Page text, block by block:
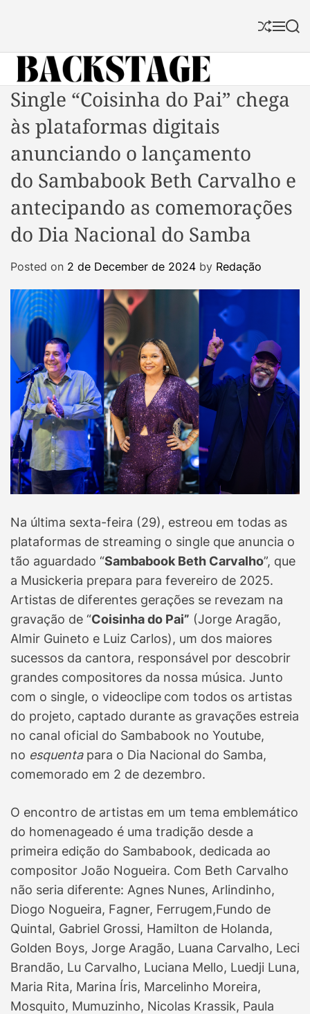
S
f
l
M S
c
h
B
a
c
s
t
g
e
a
Single “Coisinha do Pai” chega
às plataformas digitais
anunciando o lançamento
do Sambabook Beth Carvalho e
antecipando as comemorações
do Dia Nacional do Samba
Posted on 2 de December de 2024 by Redação
Na última sexta-feira (29), estreou em todas as
plataformas de streaming o single que anuncia o
tão aguardado “Sambabook Beth Carvalho”, que
a Musickeria prepara para fevereiro de 2025.
Artistas de diferentes gerações se revezam na
gravação de “Coisinha do Pai” (Jorge Aragão,
Almir Guineto e Luiz Carlos), um dos maiores
sucessos da cantora, responsável por descobrir
grandes compositores da nossa música. Junto
com o single, o videoclipe com todos os artistas
do projeto, captado durante as gravações estreia
no canal oficial do Sambabook no Youtube,
no esquenta para o Dia Nacional do Samba,
comemorado em 2 de dezembro.
O encontro de artistas em um tema emblemático
do homenageado é uma tradição desde a
primeira edição do Sambabook, dedicada ao
compositor João Nogueira. Com Beth Carvalho
não seria diferente: Agnes Nunes, Arlindinho,
Diogo Nogueira, Fagner, Ferrugem,Fundo de
Quintal, Gabriel Grossi, Hamilton de Holanda,
Golden Boys, Jorge Aragão, Luana Carvalho, Leci
Brandão, Lu Carvalho, Luciana Mello, Luedji Luna,
Maria Rita, Marina Íris, Marcelinho Moreira,
Mosquito, Mumuzinho, Nicolas Krassik, Paula